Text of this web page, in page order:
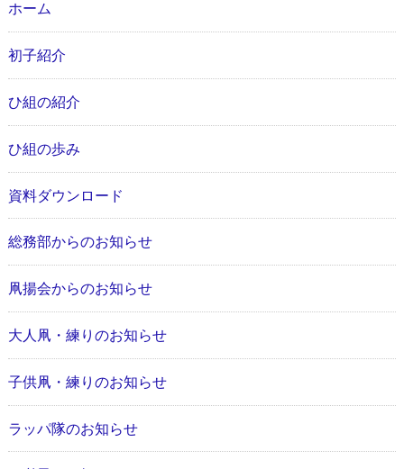
ホーム
初子紹介
ひ組の紹介
ひ組の歩み
資料ダウンロード
総務部からのお知らせ
凧揚会からのお知らせ
大人凧・練りのお知らせ
子供凧・練りのお知らせ
ラッパ隊のお知らせ